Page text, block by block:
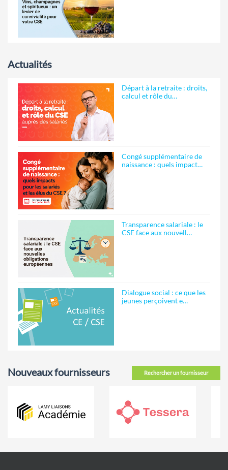
Actualités
Départ à la retraite : droits,
calcul et rôle du…
Congé supplémentaire de
naissance : quels impact…
Transparence salariale : le
CSE face aux nouvell…
Dialogue social : ce que les
jeunes perçoivent e…
Rechercher un fournisseur
Nouveaux fournisseurs